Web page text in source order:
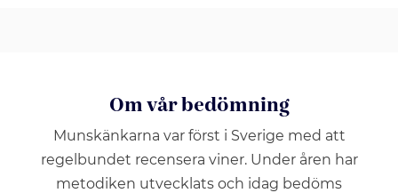
Om vår bedömning
Munskänkarna var först i Sverige med att
regelbundet recensera viner. Under åren har
metodiken utvecklats och idag bedöms